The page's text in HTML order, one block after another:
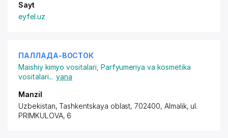
Sayt
eyfel.uz
ПАЛЛАДА-ВОСТОК
Maishiy kimyo vositalari Parfyumeriya va kosmetika
vositalari... yana
Manzil
Uzbekistan, Tashkentskaya oblast, 702400, Almalik, ul.
PRIMKULOVA, 6